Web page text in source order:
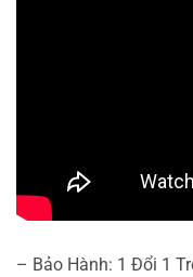
– Bảo Hành: 1 Đổi 1